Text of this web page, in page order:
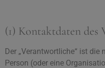
(1) Kontaktdaten
Der „Verantwortliche“ ist
Person (oder eine